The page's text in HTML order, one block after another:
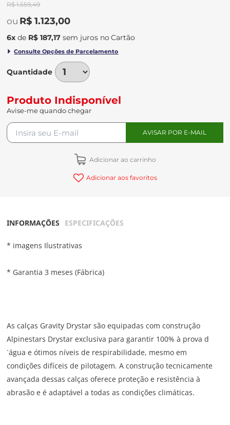
R$ 1.559,49
R$ 1.123,00
6x de R$ 187,17 sem juros no
Quantidade
Produto Indisponível
Avise-me quando chegar
Adicionar ao carrinho
Adicionar aos favoritos
INFORMAÇÕES ESPECIFICAÇÕES
* imagens Ilustrativas
* Garantia 3 meses (Fábrica)
As calças Gravity Drystar são equipadas com construção
Alpinestars Drystar exclusiva para garantir 100% à prova d
´água e ótimos níveis de respirabilidade, mesmo em
condições difíceis de pilotagem. A construção tecnicamente
avançada dessas calças oferece proteção e resistência à
abrasão e é adaptável a todas as condições climáticas.